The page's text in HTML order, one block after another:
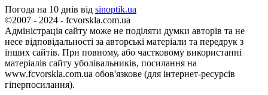
Погода на 10 днів від sinoptik.ua
©2007 - 2024 - fcvorskla.com.ua
Адміністрація сайту може не поділяти думки авторів та не
несе відповідальності за авторські матеріали та передрук з
інших сайтів. При повному, або частковому використанні
матеріалів сайту уболівальників, посилання на
www.fcvorskla.com.ua обов'язкове (для інтернет-ресурсів
гіперпосилання).